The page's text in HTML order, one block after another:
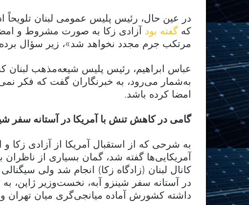
در عین حال، رئیس پلیس عمومی لبنان تلویحاً
که گفته بود آزادی زکا به صورت مشروط و
مرتکب جرم مجدد نخواهد شد»، زیر سؤال
عباس ابراهیم، رئیس پلیس شیعه‌مذهب لبنان
به‌شمار می‌رود، به خبرنگاران گفت که فکر
امضا کرده باشد.
گامی در کاهش تنش با آمریکا در آستانه سفر
به شرحی که از استقبال آمریکا از آزادی زکا و
آمریکایی‌ها گفته شد، گمان بسیاری از ناظران
کانال لبنان (زادگاه زکا) انجام شد ولی سیگنالی
در آستانه سفر شینزو آبه، نخست‌وزیر ژاپن،
داشته کشورش آماده میانجی‌گری میان تهران